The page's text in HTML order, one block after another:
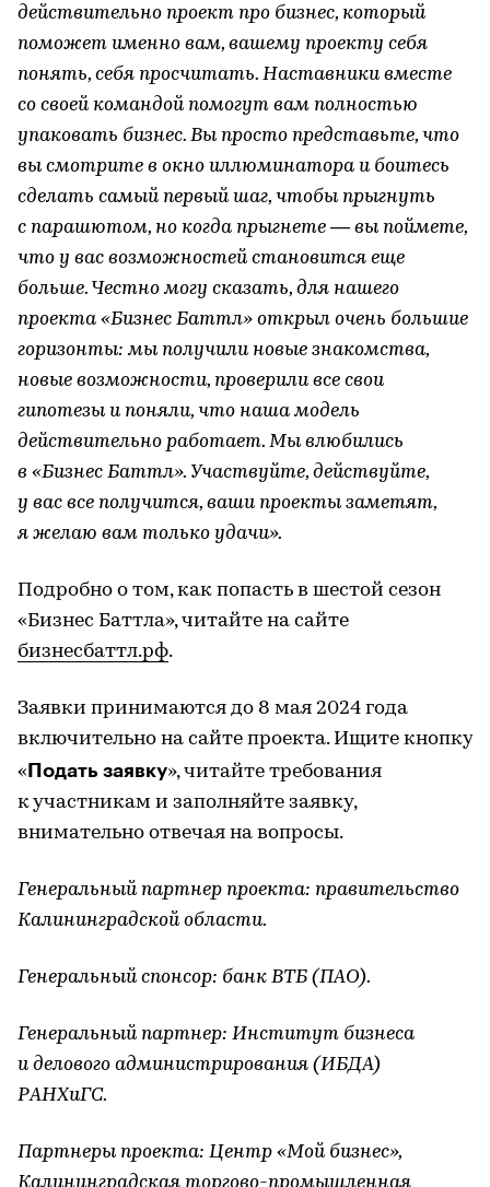
действительно проект про бизнес, который
поможет именно вам, вашему проекту себя
понять, себя просчитать. Наставники вместе
со своей командой помогут вам полностью
упаковать бизнес. Вы просто представьте, что
вы смотрите в окно иллюминатора и боитесь
сделать самый первый шаг, чтобы прыгнуть
с парашютом, но когда прыгнете — вы поймете,
что у вас возможностей становится еще
больше. Честно могу сказать, для нашего
проекта «Бизнес Баттл» открыл очень большие
горизонты: мы получили новые знакомства,
новые возможности, проверили все свои
гипотезы и поняли, что наша модель
действительно работает. Мы влюбились
в «Бизнес Баттл». Участвуйте, действуйте,
у вас все получится, ваши проекты заметят,
я желаю вам только удачи».
Подробно о том, как попасть в шестой сезон
«Бизнес Баттла», читайте на сайте
бизнесбаттл.рф.
Заявки принимаются до 8 мая 2024 года
включительно на сайте проекта. Ищите кнопку
« Подать заявку», читайте требования
к участникам и заполняйте заявку,
внимательно отвечая на вопросы.
Генеральный партнер проекта: правительство
Калининградской области.
Генеральный спонсор: банк ВТБ (ПАО).
Генеральный партнер: Институт бизнеса
и делового администрирования (ИБДА)
РАНХиГС.
Партнеры проекта: Центр «Мой бизнес»,